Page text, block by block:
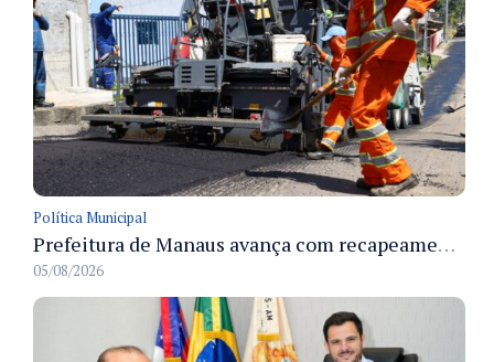
Política Municipal
Prefeitura de Manaus avança com recapeamento no Parque Rio Solimões e cobre cerca de 30 ruas
05/08/2026